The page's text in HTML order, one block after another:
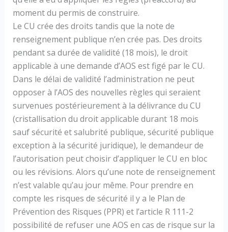
moment du permis de construire.
Le CU crée des droits tandis que la note de
renseignement publique n’en crée pas. Des droits
pendant sa durée de validité (18 mois), le droit
applicable à une demande d’AOS est figé par le CU.
Dans le délai de validité l’administration ne peut
opposer à l’AOS des nouvelles règles qui seraient
survenues postérieurement à la délivrance du CU
(cristallisation du droit applicable durant 18 mois
sauf sécurité et salubrité publique, sécurité publique
exception à la sécurité juridique), le demandeur de
l’autorisation peut choisir d’appliquer le CU en bloc
ou les révisions. Alors qu’une note de renseignement
n’est valable qu’au jour même. Pour prendre en
compte les risques de sécurité il y a le Plan de
Prévention des Risques (PPR) et l’article R 111-2
possibilité de refuser une AOS en cas de risque sur la